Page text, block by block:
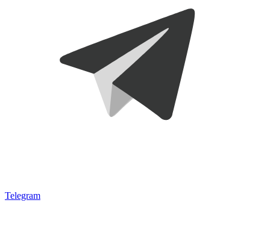
Telegram